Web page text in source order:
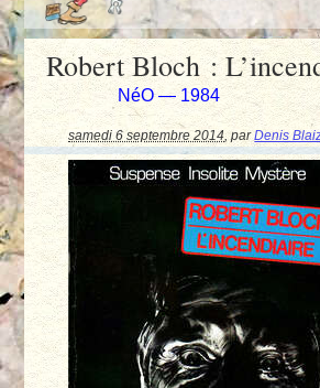
Robert Bloch :
NéO — 1984
samedi 6 septembre 2014,parDenis